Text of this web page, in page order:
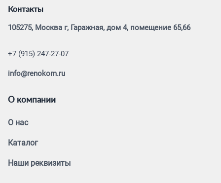
Контакты
105275, Москва г, Гаражная, дом 4, помещение 65,66
+7 (915) 247-27-07
info@renokom.ru
О компании
О нас
Каталог
Наши реквизиты